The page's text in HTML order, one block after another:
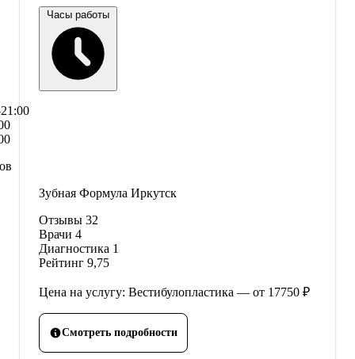
Часы работы
Зубная Формула Иркутск
Отзывы 32
Врачи 4
Диагностика 1
Рейтинг 9,75
Цена на услугу: Вестибулопластика — от 17750 ₽
Смотреть подробности